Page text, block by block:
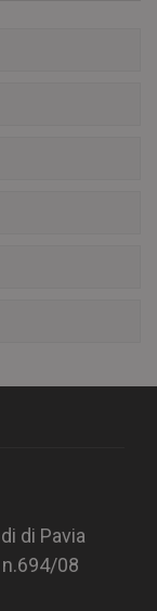
di Pavia
08